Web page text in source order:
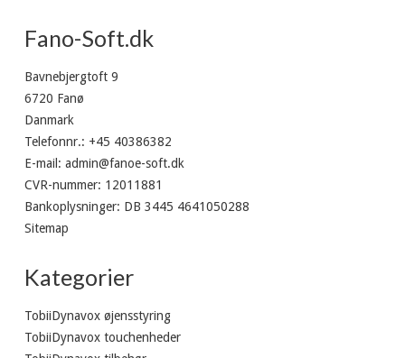
Fano-Soft.dk
Bavnebjergtoft 9
6720 Fanø
Danmark
Telefonnr.: +45 40386382
E-mail : admin@fanoe-soft.dk
CVR-nummer: 12011881
Bankoplysninger: DB 3445 4641050288
Sitemap
Kategorier
TobiiDynavox øjensstyring
TobiiDynavox touchenheder